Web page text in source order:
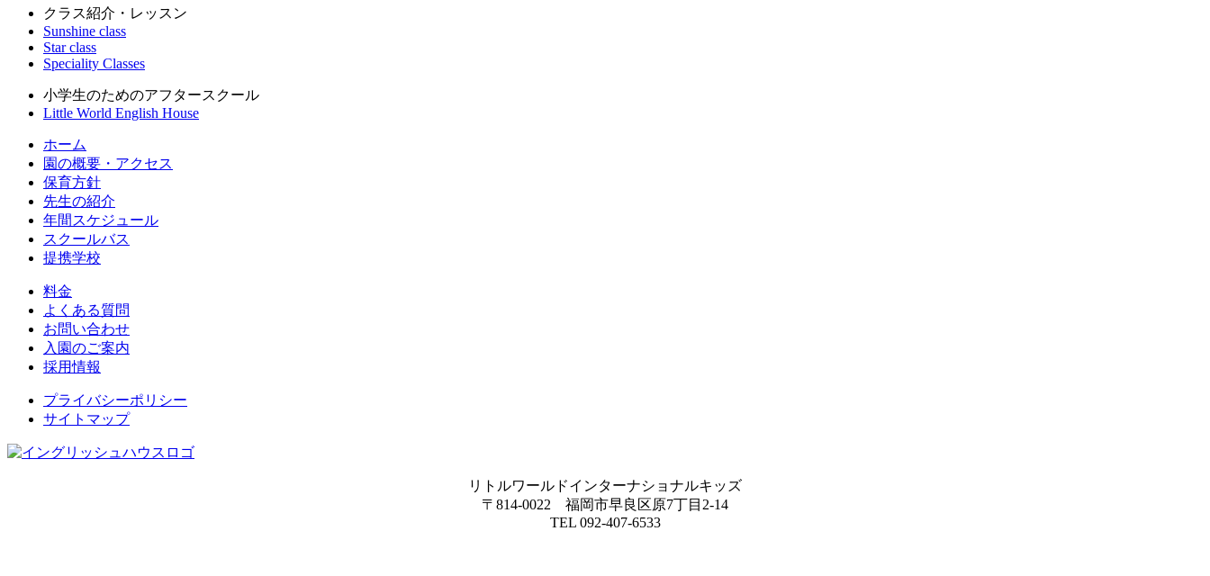
クラス紹介・レッスン
Sunshine class
Star class
Speciality Classes
小学生のためのアフタースクール
Little World English House
ホーム
園の概要・アクセス
保育方針
先生の紹介
年間スケジュール
スクールバス
提携学校
料金
よくある質問
お問い合わせ
入園のご案内
採用情報
プライバシーポリシー
サイトマップ
リトルワールドインターナショナルキッズ
〒814-0022 福岡市早良区原7丁目2-14
TEL 092-407-6533